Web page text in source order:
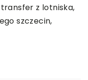
z lotniska,
szczecin,